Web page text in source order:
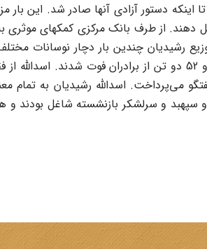
دستور آزادى آنها صادر شد. این بار
دهند. از طرف بانک مرکزى کمکهاى
رشیدیان چندین بار دچار نوسانات
مى‌شد، بانک مرکزى مدیریت آن را به عهده مى‌گرفت و در سامان دادن آن تلاش بسیار مى‌کرد. در فاصله‌ى
مى‌پرداخت. اسدالله رشیدیان به تمام
طور آشکار و نهان زندگانى آنها را سر و صورت مى‌داد. در بانک او متجاوز از 50 وزیر و سفیر